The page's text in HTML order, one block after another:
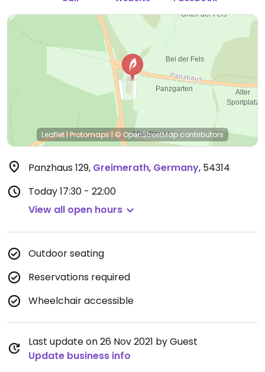
Leaflet|Protomaps| © OpenStreetMap contributors
Panzhaus 129, Greimerath, Germany, 54314
Today17:30 - 22:00
View all open hours
Outdoor seating
Reservations required
Wheelchair accessible
Last update on 26 Nov 2021 by Guest
Update business info